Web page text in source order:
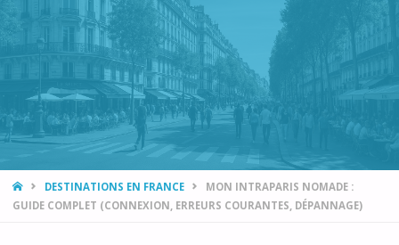
HOMEDESTINATIONS EN FRANCE
MON INTRAPARIS NOMADE :
GUIDE COMPLET (CONNEXION, ERREURS COURANTES, DÉPANNAGE)